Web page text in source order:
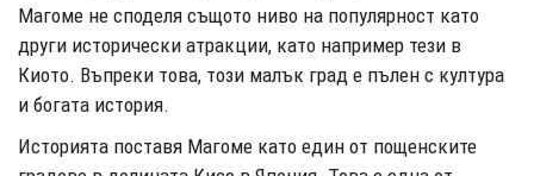
Магоме не споделя същото ниво на популярност като
други исторически атракции, като например тези в
Киото. Въпреки това, този малък град е пълен с култура
и богата история.
Историята поставя Магоме като един от пощенските